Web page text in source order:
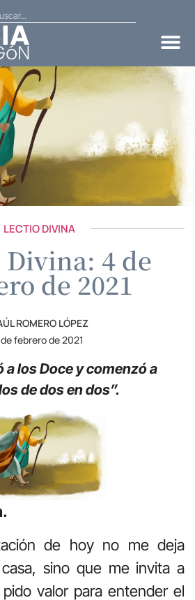
LECTIO DIVINA
4 de
de 2021
ROMERO LÓPEZ
de febrero de 2021
a los Doce y comenzó a
de dos en dos”.
de hoy no me deja
sino que me invita a
valor para entender el